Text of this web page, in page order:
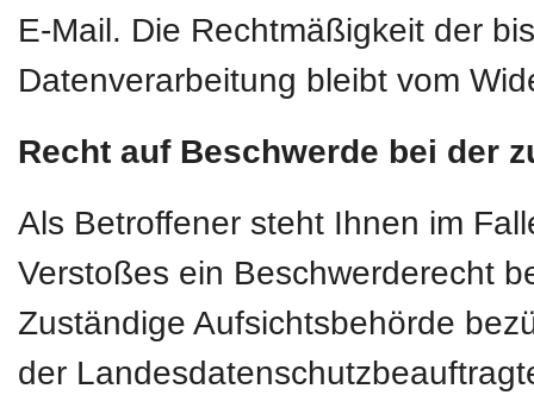
E-Mail. Die Rechtmäßigkeit der
Datenverarbeitung bleibt vom
Recht auf Beschwerde bei der
Als Betroffener steht Ihnen im
Verstoßes ein Beschwerderecht
Zuständige Aufsichtsbehörde
der